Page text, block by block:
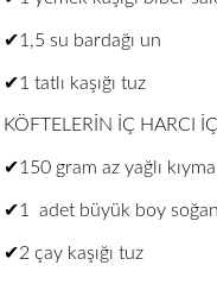
✔1,5 su bardağı un
✔1 tatlı kaşığı tuz
KÖFTELERİN İÇ HARCI
✔150 gram az yağlı kıyma
✔1 adet büyük boy soğan
✔2 çay kaşığı tuz